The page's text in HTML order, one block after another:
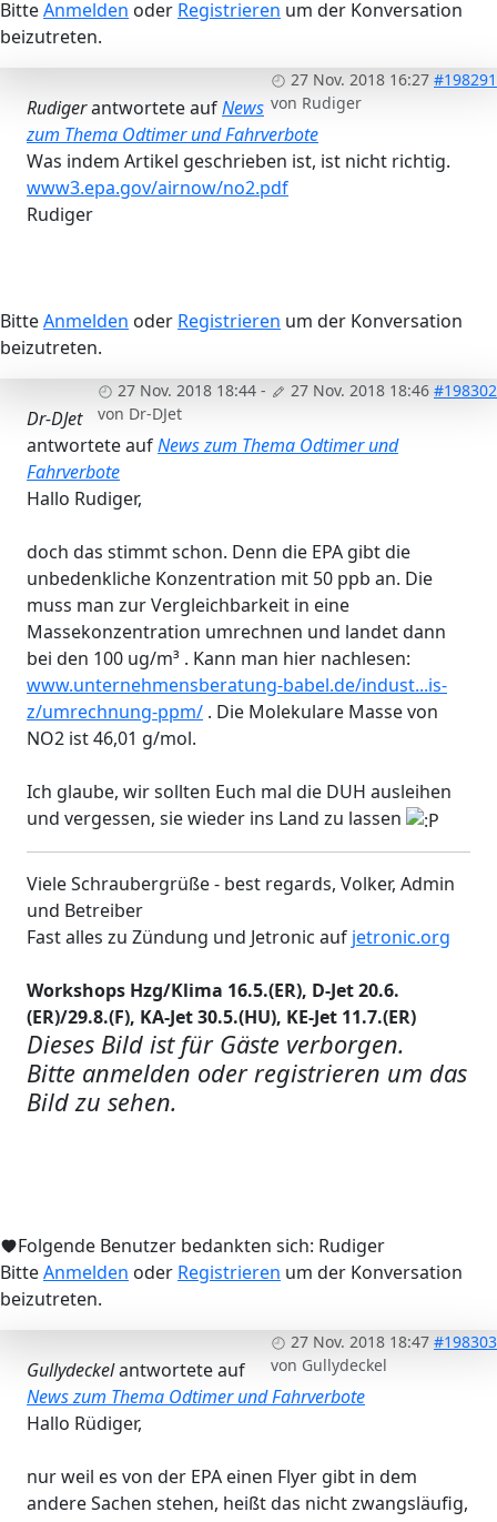
BitteAnmelden oder Registrieren um der Konversation
beizutreten.
27 Nov. 2018 16:27 #198291
von Rudiger
Rudigerantwortete aufNews
zum Thema Odtimer und Fahrverbote
Was indem Artikel geschrieben ist, ist nicht richtig.
www3.epa.gov/airnow/no2.pdf
Rudiger
BitteAnmelden oder Registrieren um der Konversation
beizutreten.
27 Nov. 2018 18:44 - 27 Nov. 2018 18:46 #198302
von Dr-DJet
Dr-DJet
antwortete aufNews zum Thema Odtimer und
Fahrverbote
Hallo Rudiger,
doch das stimmt schon. Denn die EPA gibt die
unbedenkliche Konzentration mit 50 ppb an. Die
muss man zur Vergleichbarkeit in eine
Massekonzentration umrechnen und landet dann
bei den 100 ug/m³ . Kann man hier nachlesen:
www.unternehmensberatung-babel.de/indust...is-
z/umrechnung-ppm/ . Die Molekulare Masse von
NO2 ist 46,01 g/mol.
Ich glaube, wir sollten Euch mal die DUH ausleihen
und vergessen, sie wieder ins Land zu lassen
Viele Schraubergrüße - best regards, Volker, Admin
und Betreiber
Fast alles zu Zündung und Jetronic auf jetronic.org
Workshops Hzg/Klima 16.5.(ER), D-Jet 20.6.
(ER)/29.8.(F), KA-Jet 30.5.(HU), KE-Jet 11.7.(ER)
Dieses Bild ist für Gäste verborgen.
Bitte anmelden oder registrieren um das
Bild zu sehen.
Folgende Benutzer bedankten sich: Rudiger
BitteAnmelden oder Registrieren um der Konversation
beizutreten.
27 Nov. 2018 18:47 #198303
von Gullydeckel
Gullydeckelantwortete auf
News zum Thema Odtimer und Fahrverbote
Hallo Rüdiger,
nur weil es von der EPA einen Flyer gibt in dem
andere Sachen stehen, heißt das nicht zwangsläufig,